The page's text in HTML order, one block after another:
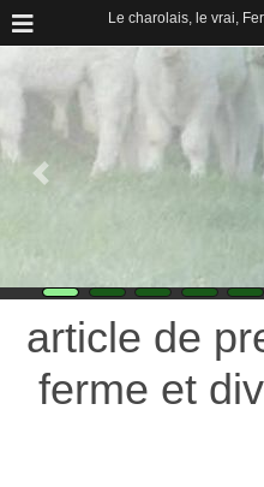
Le charolais, le vrai,
article de
ferme et